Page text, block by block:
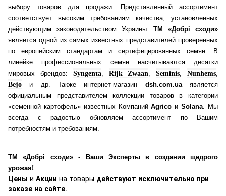
выбору товаров для продажи. Представленный ассортимент
соответствует высоким требованиям качества, установленных
действующим законодательством Украины.ТМ «Добрі сходи»
является одной из самых известных представителей проверенных
по европейским стандартам и сертифицированных семян. В
линейке профессиональных семян насчитываются десятки
мировых брендов: Syngenta, Rijk Zwaan ,Seminis ,Nunhems
Bejo и др. Также интернет-магазин dsh.com.uaявляется
официальным представителем коллекции товаров в категории
«семенной картофель» известных КомпанийAgrico иSolana . Мы
всегда с радостью обновляем ассортимент по Вашим
потребностям и требованиям.
ТМ «Добрі сходи» - Ваши Эксперты в создании щедрого
урожая!
Цены и Акции на товары действуют исключительно при
заказе на сайте.